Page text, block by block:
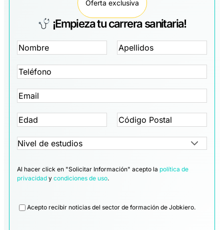
Oferta exclusiva
¡Empieza tu carrera sanitaria!
Al hacer click en "Solicitar Información" acepto la política de
privacidad y condiciones de uso.
Legal
Acepto recibir noticias del sector de formación de Jobkiero.